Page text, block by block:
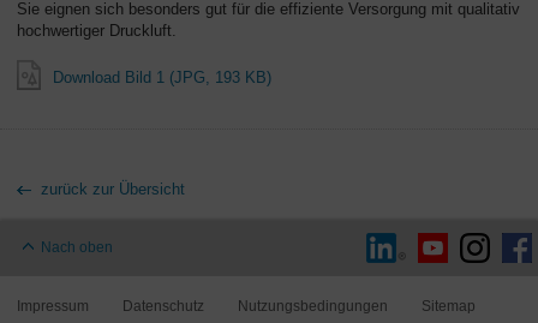
Sie eignen sich besonders gut für die effiziente Versorgung mit qualitativ
hochwertiger Druckluft.
Download Bild 1 (JPG, 193 KB)
zurück zur Übersicht
Nach oben
Impressum Datenschutz Nutzungsbedingungen Sitemap